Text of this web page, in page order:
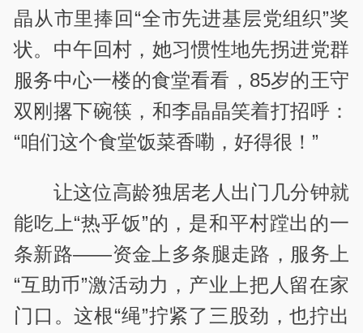
晶从市里捧回“全市先进基层党组织”奖
状。中午回村，她习惯性地先拐进党群
服务中心一楼的食堂看看，85岁的王守
双刚撂下碗筷，和李晶晶笑着打招呼：
“咱们这个食堂饭菜香嘞，好得很！”
让这位高龄独居老人出门几分钟就
能吃上“热乎饭”的，是和平村蹚出的一
条新路——资金上多条腿走路，服务上
“互助币”激活动力，产业上把人留在家
门口。这根“绳”拧紧了三股劲，也拧出